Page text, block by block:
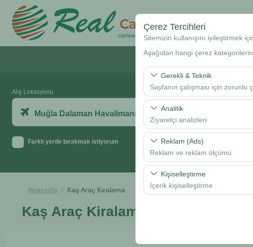
Çerez Tercihleri
Sitemizin kullanışını iyileştirmek
Aşağıdan hangi çerez
Gerekli & Teknik
Sayfanın çalışması için
Bu çerezler sitenin doğru şekilde
bırakılamaz.
Analitik
Ziyaretçi analizleri
Bu çerezler, sitemizin nasıl
analiz etmemizi sağlar. Bu
kullanılır.
Reklam (Ads)
Reklam ve reklam ölçümü
Bu çerezler, size ilgi
etkinliğini (gösterim sayısı,
Kişiselleştirme
İçerik kişiselleştirme
deneyiminizin tutarlılığını ve
Anasayfa Araçlar
Alış Lokasyonu
Muğla Dalaman Havalimanı
Farklı yerde bırakmak istiyorum
Anasayfa Kaş Araç Kiralama
Kaş Araç Kiralama